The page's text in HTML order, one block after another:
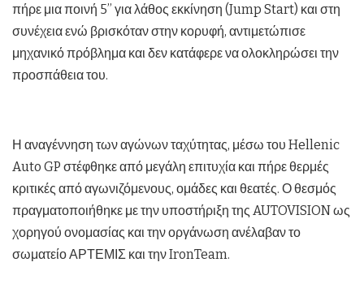
πήρε μια ποινή 5’’ για λάθος εκκίνηση (Jump Start) και στη
συνέχεια ενώ βρισκόταν στην κορυφή, αντιμετώπισε
μηχανικό πρόβλημα και δεν κατάφερε να ολοκληρώσει την
προσπάθεια του.
Η αναγέννηση των αγώνων ταχύτητας, μέσω του Hellenic
Auto GP στέφθηκε από μεγάλη επιτυχία και πήρε θερμές
κριτικές από αγωνιζόμενους, ομάδες και θεατές. Ο θεσμός
πραγματοποιήθηκε με την υποστήριξη της AUTOVISION ως
χορηγού ονομασίας και την οργάνωση ανέλαβαν το
σωματείο ΑΡΤΕΜΙΣ και την IronTeam.